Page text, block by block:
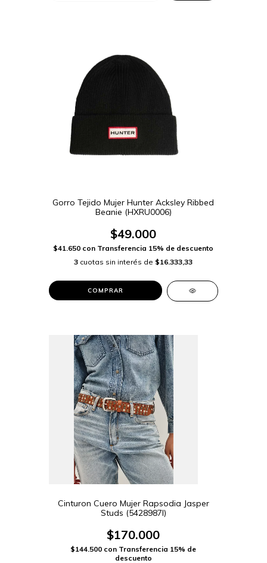
Gorro Tejido Mujer Hunter Acksley Ribbed
Beanie (HXRU0006)
$49.000
$41.650 con Transferencia 15% de descuento
3 cuotas sin interés de $16.333,33
COMPRAR
Cinturon Cuero Mujer Rapsodia Jasper
Studs (5428987I)
$170.000
$144.500 con Transferencia 15% de
descuento